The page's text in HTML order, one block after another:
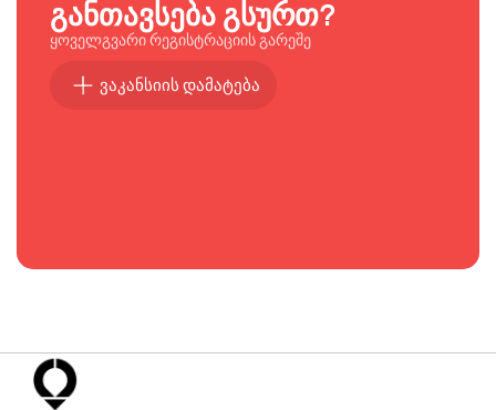
განთავსება გსურთ?
ყოველგვარი რეგისტრაციის გარეშე
ვაკანსიის დამატება